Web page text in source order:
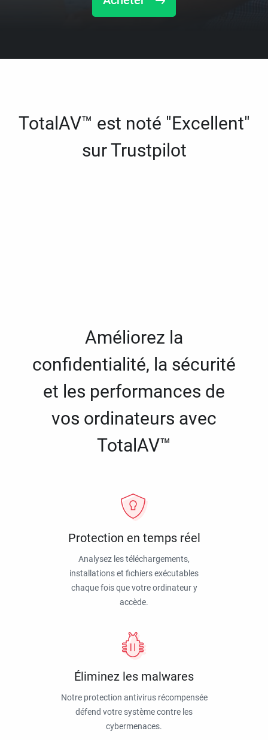
TotalAV™ est noté "Excellent"
sur Trustpilot
Améliorez la
confidentialité, la sécurité
et les performances de
vos ordinateurs avec
TotalAV™
Protection en temps réel
Analysez les téléchargements,
installations et fichiers exécutables
chaque fois que votre ordinateur y
accède.
Éliminez les malwares
Notre protection antivirus récompensée
défend votre système contre les
cybermenaces.